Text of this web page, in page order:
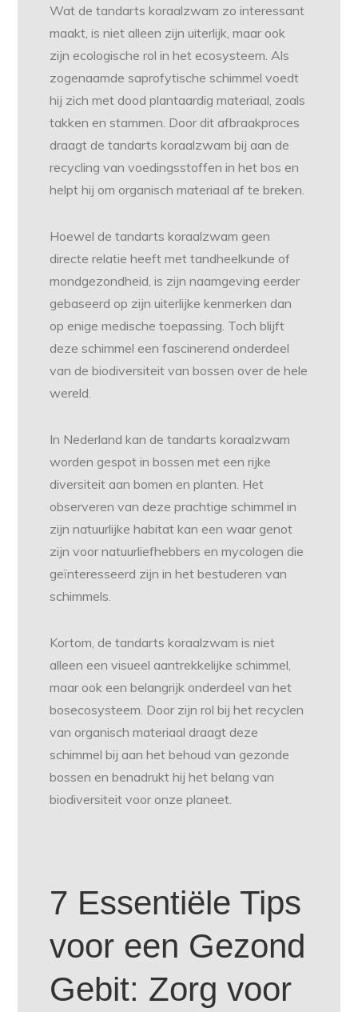
Wat de tandarts koraalzwam zo interessant
maakt, is niet alleen zijn uiterlijk, maar ook
zijn ecologische rol in het ecosysteem. Als
zogenaamde saprofytische schimmel voedt
hij zich met dood plantaardig materiaal, zoals
takken en stammen. Door dit afbraakproces
draagt de tandarts koraalzwam bij aan de
recycling van voedingsstoffen in het bos en
helpt hij om organisch materiaal af te breken.
Hoewel de tandarts koraalzwam geen
directe relatie heeft met tandheelkunde of
mondgezondheid, is zijn naamgeving eerder
gebaseerd op zijn uiterlijke kenmerken dan
op enige medische toepassing. Toch blijft
deze schimmel een fascinerend onderdeel
van de biodiversiteit van bossen over de hele
wereld.
In Nederland kan de tandarts koraalzwam
worden gespot in bossen met een rijke
diversiteit aan bomen en planten. Het
observeren van deze prachtige schimmel in
zijn natuurlijke habitat kan een waar genot
zijn voor natuurliefhebbers en mycologen die
geïnteresseerd zijn in het bestuderen van
schimmels.
Kortom, de tandarts koraalzwam is niet
alleen een visueel aantrekkelijke schimmel,
maar ook een belangrijk onderdeel van het
bosecosysteem. Door zijn rol bij het recyclen
van organisch materiaal draagt deze
schimmel bij aan het behoud van gezonde
bossen en benadrukt hij het belang van
biodiversiteit voor onze planeet.
7 Essentiële Tips
voor een Gezond
Gebit: Zorg voor